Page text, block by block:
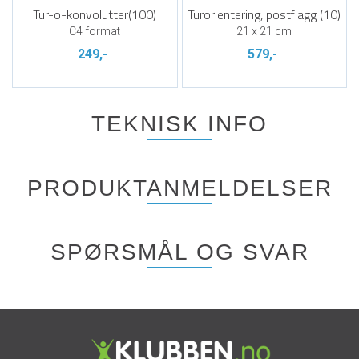
Tur-o-konvolutter(100)
C4 format
249,-
Turorientering, postflagg (10)
21 x 21 cm
579,-
TEKNISK INFO
PRODUKTANMELDELSER
SPØRSMÅL OG SVAR